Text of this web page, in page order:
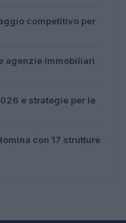
competitivo per
agenzie immobiliari
e strategie per le
con 17 strutture